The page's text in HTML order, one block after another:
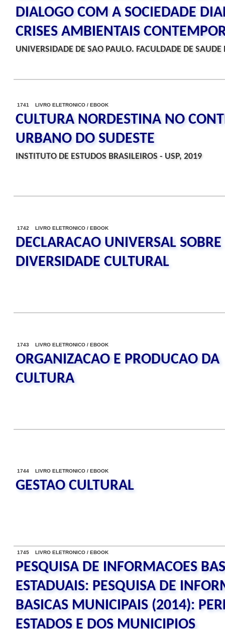
DIALOGO COM A SOCIEDADE
CRISES AMBIENTAIS
UNIVERSIDADE DE SAO PAULO. FACULDADE DE
1741 LIVRO ELETRONICO / EBOOK
CULTURA NORDESTINA NO
URBANO DO SUDESTE
INSTITUTO DE ESTUDOS BRASILEIROS - USP, 2019
1742 LIVRO ELETRONICO / EBOOK
DECLARACAO UNIVERSAL
DIVERSIDADE CULTURAL
1743 LIVRO ELETRONICO / EBOOK
ORGANIZACAO E PRODUCAO DA
CULTURA
1744 LIVRO ELETRONICO / EBOOK
GESTAO CULTURAL
1745 LIVRO ELETRONICO / EBOOK
PESQUISA DE INFORMACOES
ESTADUAIS: PESQUISA DE
BASICAS MUNICIPAIS (2014):
ESTADOS E DOS MUNICIPIOS